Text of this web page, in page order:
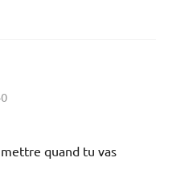
quand tu vas